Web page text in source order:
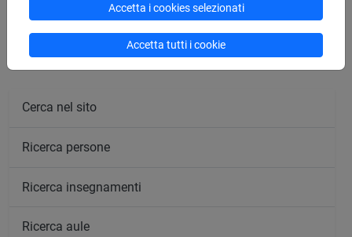
COMPETENZE DI SOSTENIBILITA' [AM0001]
Cerca nel sito
Ricerca persone
Ricerca insegnamenti
Ricerca aule
Accetta i cookies selezionati
Accetta tutti i cookie